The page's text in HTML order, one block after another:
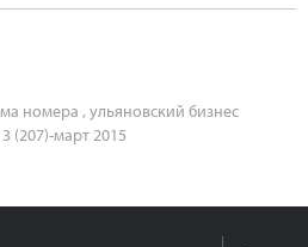
номера ,ульяновский бизнес
(207)-март 2015